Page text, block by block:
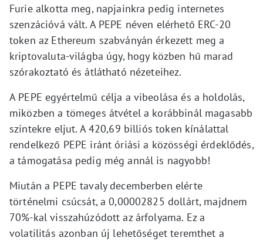
Furie alkotta meg, napjainkra pedig internetes
szenzációvá vált. A PEPE néven elérhető ERC-20
token az Ethereum szabványán érkezett meg a
kriptovaluta-világba úgy, hogy közben hű marad
szórakoztató és átlátható nézeteihez.
A PEPE egyértelmű célja a vibeolása és a holdolás,
miközben a tömeges átvétel a korábbinál magasabb
szintekre eljut. A 420,69 billiós token kínálattal
rendelkező PEPE iránt óriási a közösségi érdeklődés,
a támogatása pedig még annál is nagyobb!
Miután a PEPE tavaly decemberben elérte
történelmi csúcsát, a 0,00002825 dollárt, majdnem
70%-kal visszahúzódott az árfolyama. Ez a
volatilitás azonban új lehetőséget teremthet a